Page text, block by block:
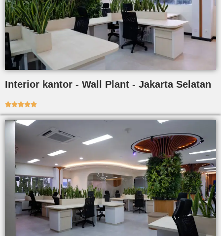
Interior kantor - Wall Plant - Jakarta Selatan
